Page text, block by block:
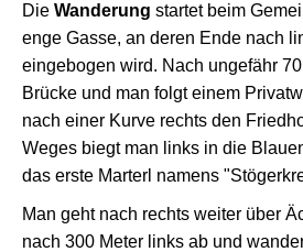
Die Wanderung startet beim
enge Gasse, an deren Ende nach
eingebogen wird. Nach ungefähr
Brücke und man folgt einem
nach einer Kurve rechts den
Weges biegt man links in die
das erste Marterl namens
Man geht nach rechts weiter über
nach 300 Meter links ab und